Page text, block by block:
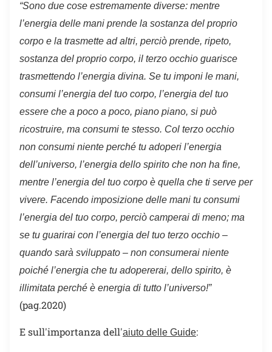
“Sono due cose estremamente diverse: mentre
l’energia delle mani prende la sostanza del proprio
corpo e la trasmette ad altri, perciò prende, ripeto,
sostanza del proprio corpo, il terzo occhio guarisce
trasmettendo l’energia divina. Se tu imponi le mani,
consumi l’energia del tuo corpo, l’energia del tuo
essere che a poco a poco, piano piano, si può
ricostruire, ma consumi te stesso. Col terzo occhio
non consumi niente perché tu adoperi l’energia
dell’universo, l’energia dello spirito che non ha fine,
mentre l’energia del tuo corpo è quella che ti serve per
vivere. Facendo imposizione delle mani tu consumi
l’energia del tuo corpo, perciò camperai di meno; ma
se tu guarirai con l’energia del tuo terzo occhio –
quando sarà sviluppato – non consumerai niente
poiché l’energia che tu adopererai, dello spirito, è
illimitata perché è energia di tutto l’universo!”
(pag.2020)
E sull'importanza dell'aiuto delle Guide: